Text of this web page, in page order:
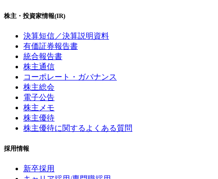
株主・投資家情報(IR)
決算短信／決算説明資料
有価証券報告書
統合報告書
株主通信
コーポレート・ガバナンス
株主総会
電子公告
株主メモ
株主優待
株主優待に関するよくある質問
採用情報
新卒採用